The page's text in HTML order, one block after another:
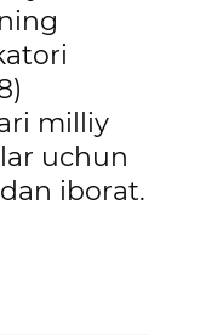
milliy
uchun
iborat.